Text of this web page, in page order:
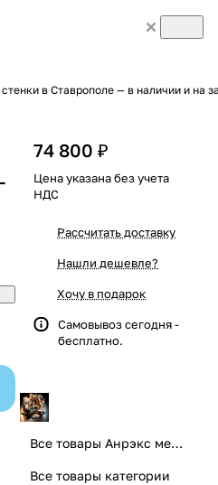
в Ставрополе — в наличии и на
74 800 ₽
Цена указана без учета
НДС
Рассчитать доставку
Нашли дешевле?
Хочу в подарок
Самовывоз сегодня -
бесплатно.
Все товары Анрэкс мебель
Все товары категории